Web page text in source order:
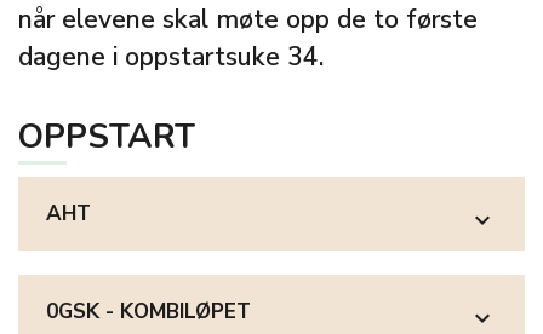
når elevene skal møte opp de to første
dagene i oppstartsuke 34.
OPPSTART
AHT expand_more
0GSK - KOMBILØPET expand_more